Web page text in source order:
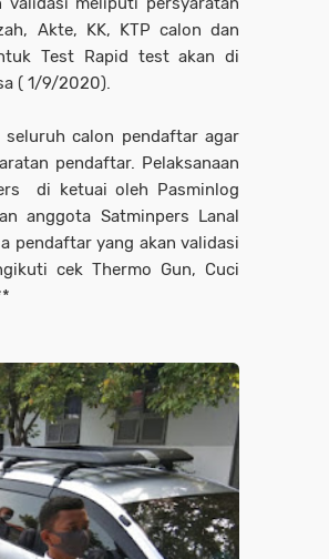
Akte, KK, KTP calon dan
Test Rapid test akan di
( 1/9/2020).
calon pendaftar agar
pendaftar. Pelaksanaan
di ketuai oleh Pasminlog
anggota Satminpers Lanal
pendaftar yang akan validasi
cek Thermo Gun, Cuci